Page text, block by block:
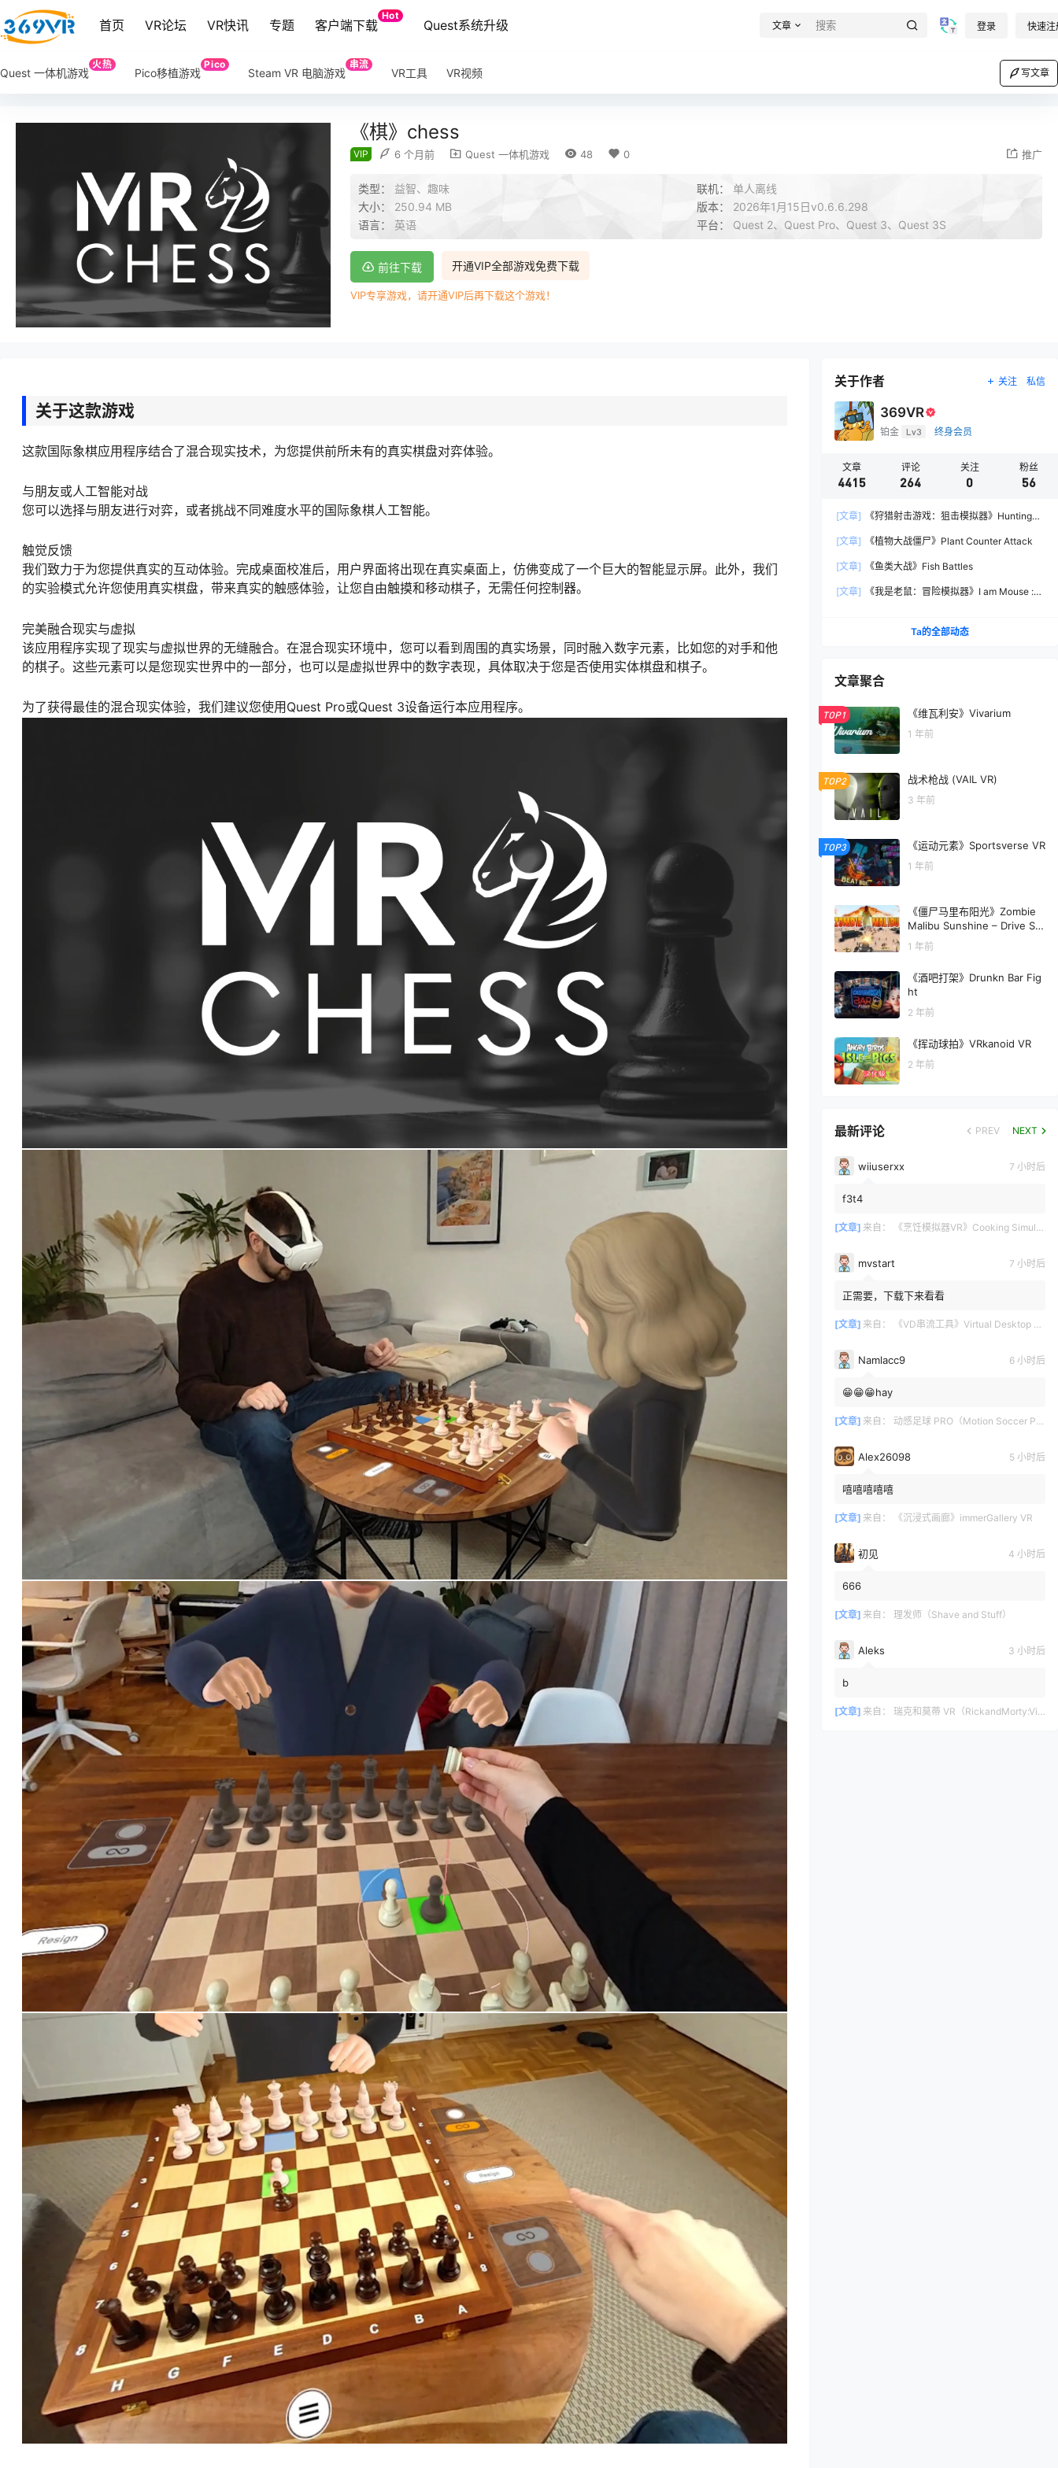
首页 VR论坛 VR快讯 专题 客户端下载
Hot
Quest系统升级 文章 登录 快速注
Quest 一体机游戏
火热
Pico移植游戏
Pico
Steam VR 电脑游戏
串流
VR工具 VR视频 写文章
《棋》chess
VIP 6 个月前 Quest 一体机游戏 48 0 推广
类型： 益智、趣味 联机： 单人离线
大小： 250.94 MB 版本： 2026年1月15日v0.6.6.298
语言： 英语 平台： Quest 2、Quest Pro、Quest 3、Quest 3S
开通VIP全部游戏免费下载
前往下载
VIP专享游戏，请开通VIP后再下载这个游戏！
关于这款游戏
这款国际象棋应用程序结合了混合现实技术，为您提供前所未有的真实棋盘对弈体验。
与朋友或人工智能对战
您可以选择与朋友进行对弈，或者挑战不同难度水平的国际象棋人工智能。
触觉反馈
我们致力于为您提供真实的互动体验。完成桌面校准后，用户界面将出现在真实桌面上，仿佛变成了一个巨大的智能显示屏。此外，我们
的实验模式允许您使用真实棋盘，带来真实的触感体验，让您自由触摸和移动棋子，无需任何控制器。
完美融合现实与虚拟
该应用程序实现了现实与虚拟世界的无缝融合。在混合现实环境中，您可以看到周围的真实场景，同时融入数字元素，比如您的对手和他
的棋子。这些元素可以是您现实世界中的一部分，也可以是虚拟世界中的数字表现，具体取决于您是否使用实体棋盘和棋子。
为了获得最佳的混合现实体验，我们建议您使用Quest Pro或Quest 3设备运行本应用程序。
关于作者 关注 私信
369VR
铂金 Lv3 终身会员
文章
4415
评论
264
关注
0
粉丝
56
[文章]
《狩猎射击游戏：狙击模拟器》Hunting
[文章]
《植物大战僵尸》Plant Counter Attack
[文章] 《鱼类大战》Fish Battles
[文章]
《我是老鼠：冒险模拟器》I am Mouse :
Ta的全部动态
文章聚合
TOP1 《维瓦利安》Vivarium
1 年前
TOP2 战术枪战 (VAIL VR)
3 年前
TOP3 《运动元素》Sportsverse VR
1 年前
《僵尸马里布阳光》Zombie
Malibu Sunshine – Drive Sh
ooter
1 年前
《酒吧打架》Drunkn Bar Fig
ht
2 年前
《挥动球拍》VRkanoid VR
2 年前
最新评论 PREV NEXT
wiiuserxx 7 小时后
f3t4
[文章] 来自： 《烹饪模拟器VR》Cooking Simulator VR
mvstart 7 小时后
正需要，下载下来看看
[文章] 来自： 《VD串流工具》Virtual Desktop 破解版
Namlacc9 6 小时后
😁😁😁hay
[文章] 来自： 动感足球 PRO（Motion Soccer PRO）
Alex26098 5 小时后
嘻嘻嘻嘻嘻
[文章] 来自： 《沉浸式画廊》immerGallery VR
初见 4 小时后
666
[文章] 来自： 理发师（Shave and Stuff）
Aleks 3 小时后
b
[文章] 来自： 瑞克和莫蒂 VR（RickandMorty:VirtualRick-ality）